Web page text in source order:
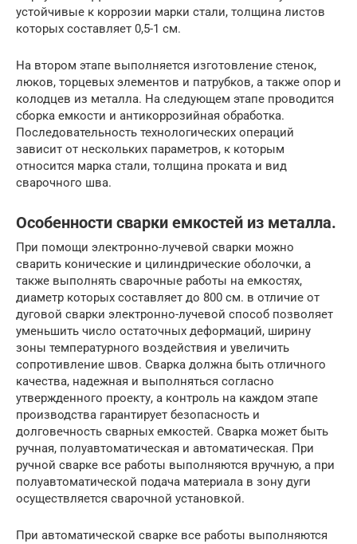
устойчивые к коррозии марки стали, толщина листов
которых составляет 0,5-1 см.
На втором этапе выполняется изготовление стенок,
люков, торцевых элементов и патрубков, а также опор и
колодцев из металла. На следующем этапе проводится
сборка емкости и антикоррозийная обработка.
Последовательность технологических операций
зависит от нескольких параметров, к которым
относится марка стали, толщина проката и вид
сварочного шва.
Особенности сварки емкостей из металла.
При помощи электронно-лучевой сварки можно
сварить конические и цилиндрические оболочки, а
также выполнять сварочные работы на емкостях,
диаметр которых составляет до 800 см. в отличие от
дуговой сварки электронно-лучевой способ позволяет
уменьшить число остаточных деформаций, ширину
зоны температурного воздействия и увеличить
сопротивление швов. Сварка должна быть отличного
качества, надежная и выполняться согласно
утвержденного проекту, а контроль на каждом этапе
производства гарантирует безопасность и
долговечность сварных емкостей. Сварка может быть
ручная, полуавтоматическая и автоматическая. При
ручной сварке все работы выполняются вручную, а при
полуавтоматической подача материала в зону дуги
осуществляется сварочной установкой.
При автоматической сварке все работы выполняются